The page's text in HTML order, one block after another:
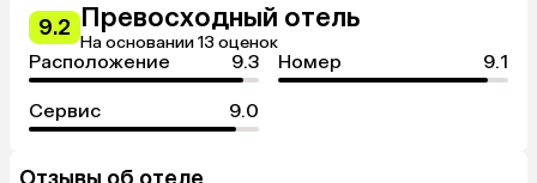
9.2 Превосходный отель
На основании 13 оценок
Расположение 9.3 Номер 9.1
Сервис 9.0